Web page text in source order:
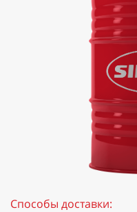
Способы доставки: